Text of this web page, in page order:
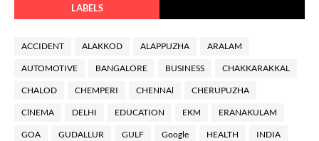
LABELS
ACCIDENT ALAKKOD ALAPPUZHA ARALAM
AUTOMOTIVE BANGALORE BUSINESS CHAKKARAKKAL
CHALOD CHEMPERI CHENNAl CHERUPUZHA
ClNEMA DELHI EDUCATION EKM ERANAKULAM
GOA GUDALLUR GULF Google HEALTH INDIA